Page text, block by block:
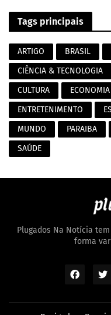
Tags principais
ARTIGO BRASIL
CIÊNCIA & TECNOLOGIA
CULTURA
ECONOMIA
ENTRETENIMENTO
MUNDO
PARAIBA
SAÚDE
Plugados Na Notícia
forma